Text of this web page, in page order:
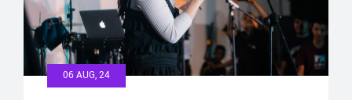
06 AUG, 24